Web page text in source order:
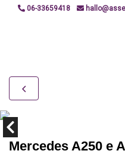
06-33659418
Mercedes A250 e